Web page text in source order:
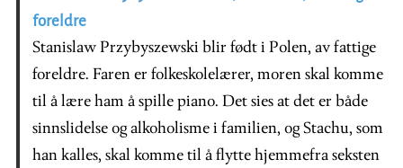
foreldre
Stanislaw Przybyszewski blir født i Polen, av fattige
foreldre. Faren er folkeskolelærer, moren skal komme
til å lære ham å spille piano. Det sies at det er både
sinnslidelse og alkoholisme i familien, og Stachu, som
han kalles, skal komme til å flytte hjemmefra seksten